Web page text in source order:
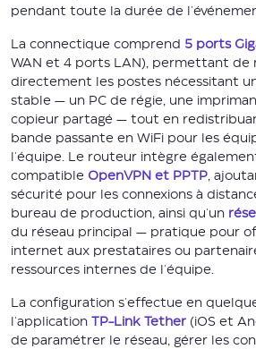
pendant toute la durée de
La connectique comprend 5 ports
WAN et 4 ports LAN), permettant de
directement les postes nécessitant
stable — un PC de régie, une
copieur partagé — tout en
bande passante en WiFi pour les
l'équipe. Le routeur intègre
compatible OpenVPN et PPTP ,
sécurité pour les connexions à
bureau de production, ainsi qu'un
du réseau principal — pratique pour
internet aux prestataires ou
ressources internes de l'équipe.
La configuration s'effectue en
l'application TP-Link Tether (iOS et
de paramétrer le réseau, gérer les